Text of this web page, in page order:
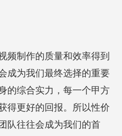
频制作的质量和效率得到
成为我们最终选择的重要
的综合实力，每一个甲方
得更好的回报。所以性价
队往往会成为我们的首